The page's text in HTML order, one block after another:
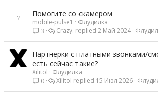
Помогите со скамером
mobile-pulse1
Флудилка
3
2 Май 2024
Crazy.
Партнерки с платными звонками/
есть сейчас такие?
Xilitol
Флудилка
0
15 Июл 2026
Xilitol